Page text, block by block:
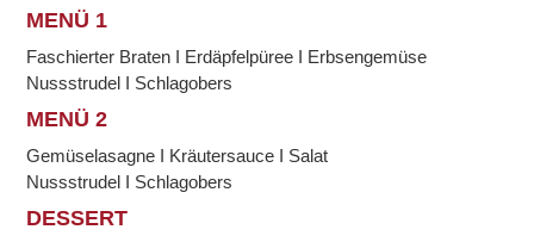
MENÜ 1
Faschierter Braten I Erdäpfelpüree I Erbsengemüse
Nussstrudel I Schlagobers
MENÜ 2
Gemüselasagne I Kräutersauce I Salat
Nussstrudel I Schlagobers
DESSERT